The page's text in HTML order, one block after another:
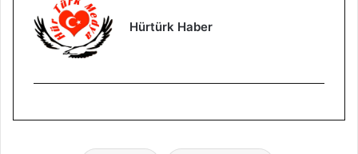
Hürtürk Haber